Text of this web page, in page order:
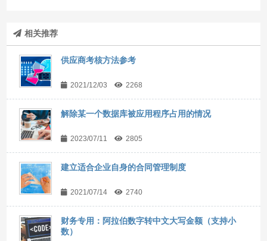
相关推荐
供应商考核方法参考
2021/12/03 2268
解除某一个数据库被应用程序占用的情况
2023/07/11 2805
建立适合企业自身的合同管理制度
2021/07/14 2740
财务专用：阿拉伯数字转中文大写金额（支持小
数）